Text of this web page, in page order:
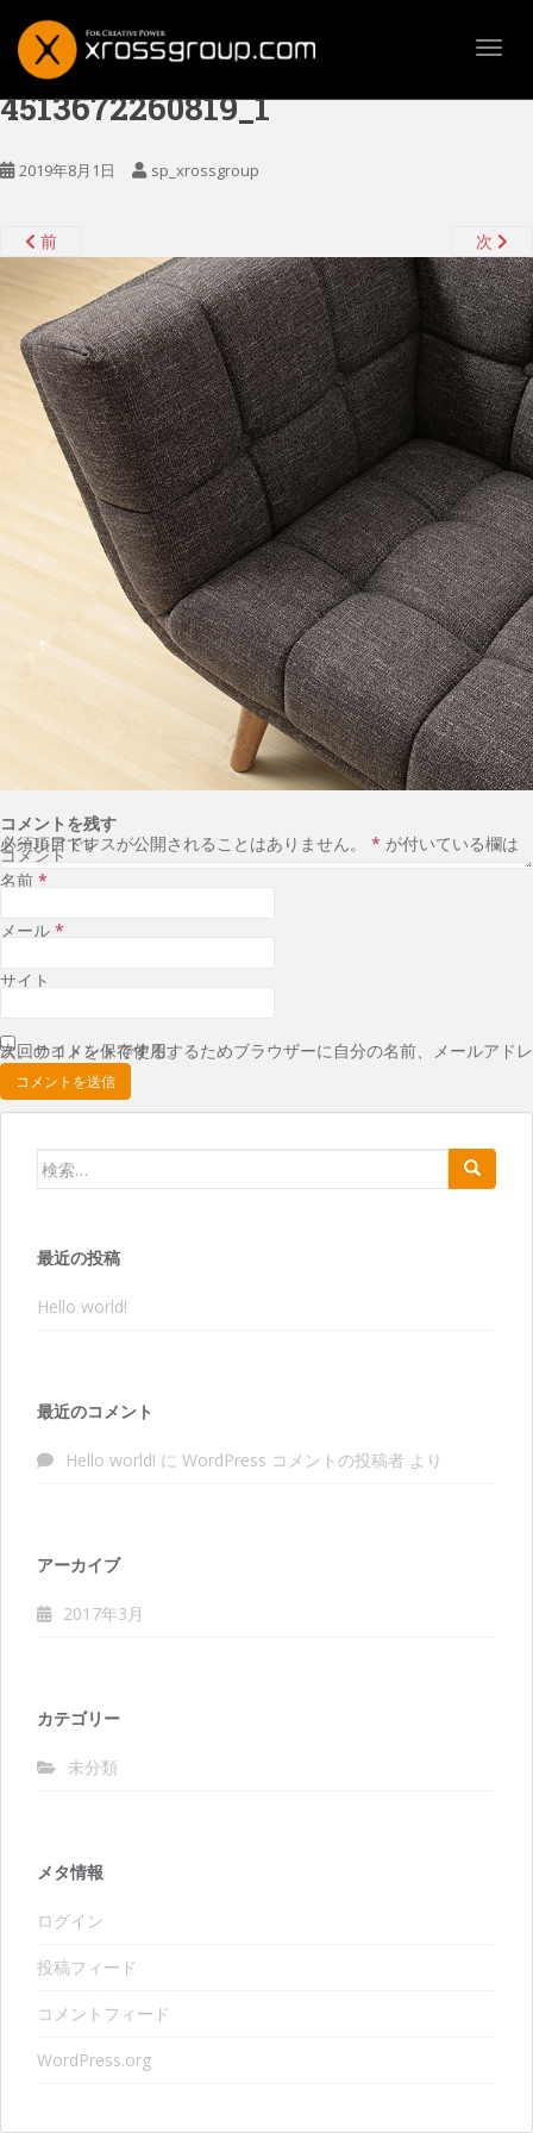
4513672260819_1
2019年8月1日 sp_xrossgroup
前 次
コメントを残す
メールアドレスが公開されることはありません。
*
が付いている欄は必須項目です
コメント
名前 *
メール *
サイト
次回のコメントで使用するためブラウザーに自分の名前、メールアドレス、サイトを保存する。
最近の投稿
Hello world!
最近のコメント
Hello world! に WordPress コメントの投稿者 より
アーカイブ
2017年3月
カテゴリー
未分類
メタ情報
ログイン
投稿フィード
コメントフィード
WordPress.org